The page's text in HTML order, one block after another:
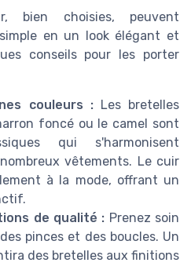
bien choisies, peuvent
en un look élégant et
conseils pour les porter
couleurs :Les bretelles
foncé ou le camel sont
qui s'harmonisent
vêtements. Le cuir
à la mode, offrant un
de qualité : Prenez soin
pinces et des boucles. Un
des bretelles aux finitions